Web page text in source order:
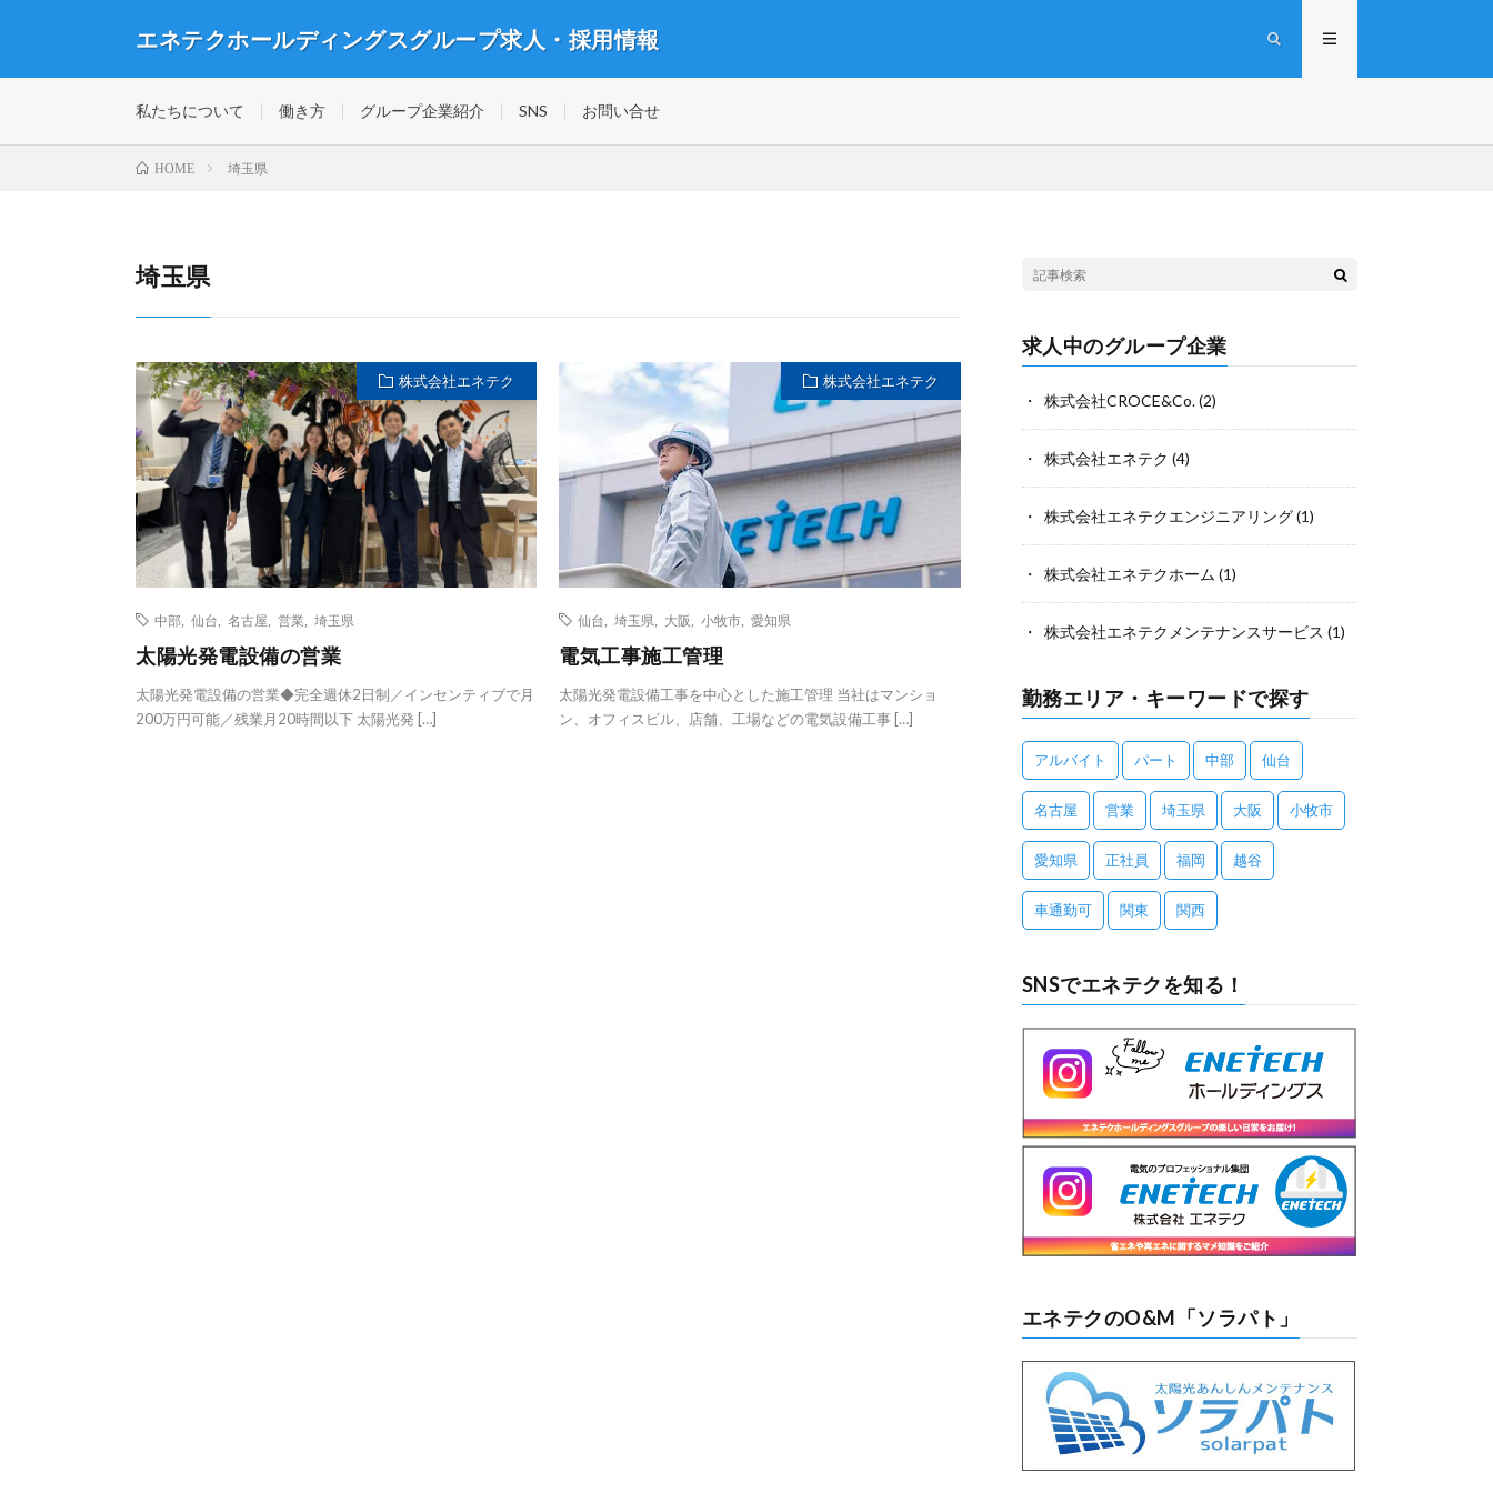
エネテクホールディングスグループ求人・採用情報
私たちについて 働き方 グループ企業紹介 SNS お問い合せ
HOME 埼玉県
埼玉県
株式会社エネテク
中部 仙台 名古屋 営業 埼玉県
太陽光発電設備の営業
太陽光発電設備の営業◆完全週休2日制／インセンティブで月
200万円可能／残業月20時間以下 太陽光発 […]
株式会社エネテク
仙台 ,埼玉県 大阪 ,小牧市 ,愛知県
電気工事施工管理
太陽光発電設備工事を中心とした施工管理 当社はマンショ
ン、オフィスビル、店舗、工場などの電気設備工事 […]
求人中のグループ企業
株式会社CROCE&Co.(2)
株式会社エネテク (4)
株式会社エネテクエンジニアリング(1)
株式会社エネテクホーム (1)
株式会社エネテクメンテナンスサービス (1)
勤務エリア・キーワードで探す
アルバイト パート 中部 仙台
名古屋 営業 埼玉県 大阪 小牧市
愛知県 正社員 福岡 越谷
車通勤可 関東 関西
SNSでエネテクを知る！
エネテクのO&M「ソラパト」